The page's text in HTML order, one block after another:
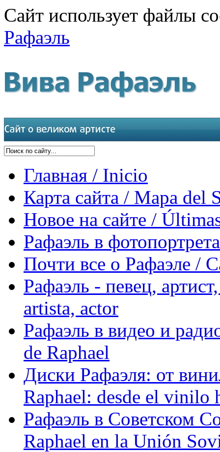
Сайт использует файлы
Рафаэль
Главная / Inicio
Карта сайта / Mapa del
Новое на сайте /
Рафаэль в
Почти все о Рафаэле /
Рафаэль - певец,
artista, actor
Рафаэль в видео и
de Raphael
Диски Рафаэля: от
Raphael: desde el vinilo
Рафаэль в Советском
Raphael en la Unión